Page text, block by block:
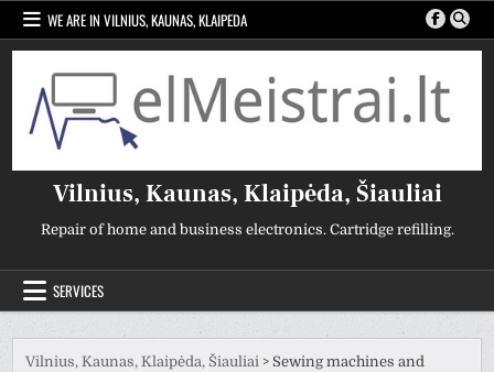
Skip
content
WE ARE IN VILNIUS, KAUNAS, KLAIPEDA
Vilnius, Kaunas, Klaipėda, Šiauliai
Repair of home and business electronics. Cartridge refilling.
SERVICES
Vilnius, Kaunas, Klaipėda, Šiauliai >Sewing machines and